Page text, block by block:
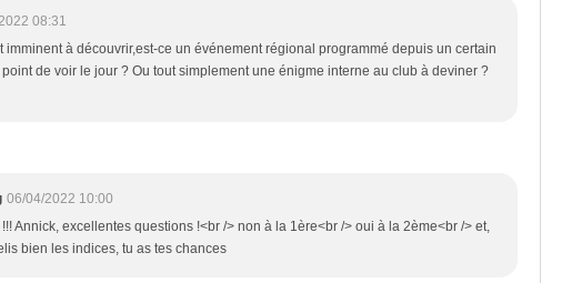
08:31
imminent à découvrir,est-ce un événement régional programmé depuis un certain
de voir le jour ? Ou tout simplement une énigme interne au club à deviner ?
06/04/2022 10:00
Annick, excellentes questions !<br /> non à la 1ère<br /> oui à la 2ème<br /> et,
bien les indices, tu as tes chances